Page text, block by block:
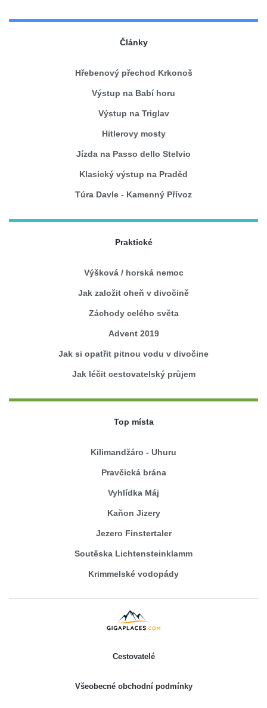
Články
Hřebenový přechod Krkonoš
Výstup na Babí horu
Výstup na Triglav
Hitlerovy mosty
Jízda na Passo dello Stelvio
Klasický výstup na Praděd
Túra Davle - Kamenný Přívoz
Praktické
Výšková / horská nemoc
Jak založit oheň v divočině
Záchody celého světa
Advent 2019
Jak si opatřit pitnou vodu v divočine
Jak léčit cestovatelský průjem
Top místa
Kilimandžáro - Uhuru
Pravčická brána
Vyhlídka Máj
Kaňon Jizery
Jezero Finstertaler
Soutěska Lichtensteinklamm
Krimmelské vodopády
Cestovatelé
Všeobecné obchodní podmínky